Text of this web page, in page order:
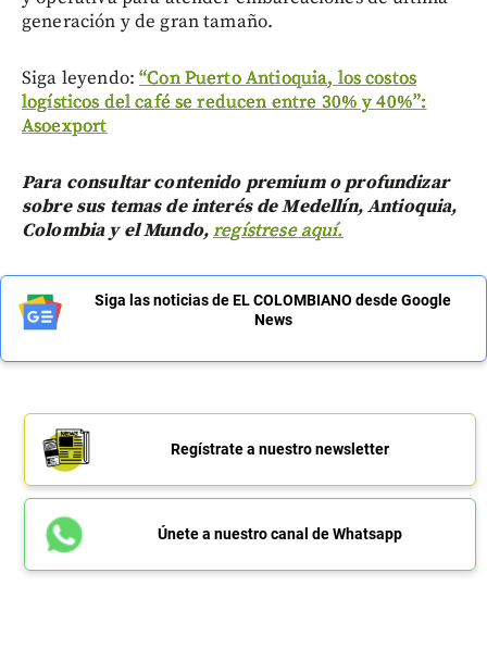
generación y de gran tamaño.
Siga leyendo:“Con Puerto Antioquia, los costos
logísticos del café se reducen entre 30% y 40%”:
Asoexport
Para consultar contenido premium o profundizar
sobre sus temas de interés de Medellín, Antioquia,
Colombia y el Mundo,regístrese aquí.
Siga las noticias de EL COLOMBIANO desde Google
News
Regístrate a nuestro newsletter
Únete a nuestro canal de Whatsapp